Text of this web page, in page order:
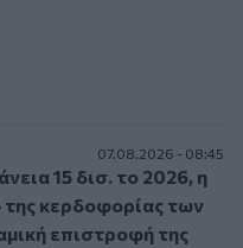
07.08.2026 - 08:45
15 δισ. το 2026, η
κερδοφορίας των
επιστροφή της